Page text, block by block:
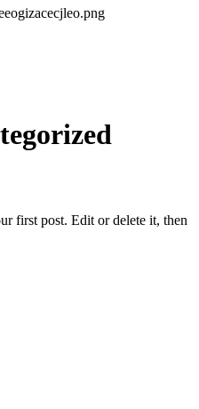
first post. Edit or delete it, then